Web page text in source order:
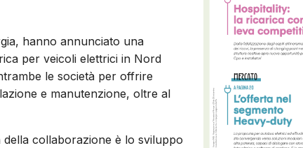
hanno annunciato una
per veicoli elettrici in Nord
le società per offrire
e manutenzione, oltre al
della collaborazione è lo sviluppo